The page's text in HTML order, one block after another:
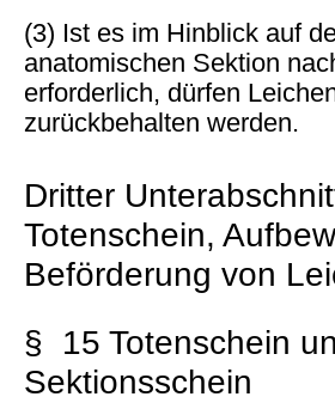
(3) Ist es im Hinblick auf
anatomischen Sektion
erforderlich, dürfen
zurückbehalten werden.
Dritter
Totenschein,
Beförderung von
§ 15 Totenschein
Sektionsschein